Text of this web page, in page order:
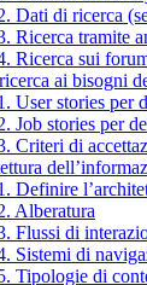
Dati di ricerca
Ricerca tramite
Ricerca sui
ai bisogni
User stories per
Job stories per
Criteri di
Definire
Alberatura
Flussi di
Sistemi di
Tipologie di